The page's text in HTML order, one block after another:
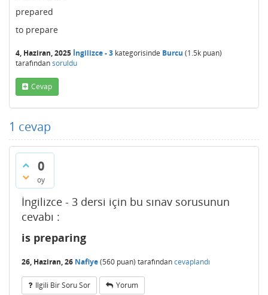
prepared
to prepare
4, Haziran, 2025 İngilizce - 3 kategorisinde Burcu (1.5k puan)
tarafındansoruldu
Cevap
1 cevap
0
oy
İngilizce - 3 dersi için bu sınav sorusunun
cevabı :
is preparing
26, Haziran, 26 Nafiye(560 puan) tarafındancevaplandı
Ilgili Bir Soru Sor Yorum